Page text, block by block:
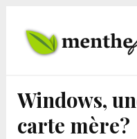
Windows,
carte mère?